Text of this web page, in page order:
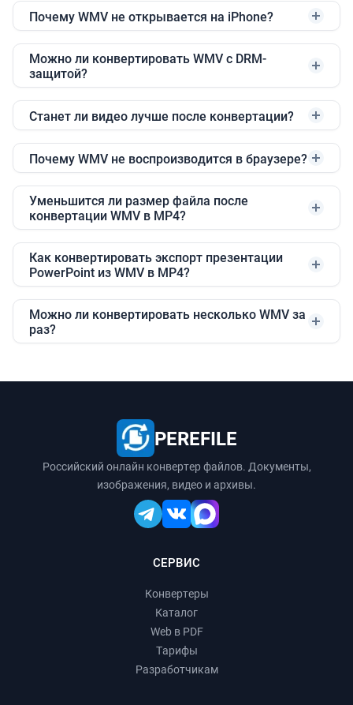
Почему WMV не открывается на iPhone?
Можно ли конвертировать WMV с DRM-
защитой?
Станет ли видео лучше после конвертации?
Почему WMV не воспроизводится в браузере?
Уменьшится ли размер файла после
конвертации WMV в MP4?
Как конвертировать экспорт презентации
PowerPoint из WMV в MP4?
Можно ли конвертировать несколько WMV за
раз?
PEREFILE
Российский онлайн конвертер файлов. Документы,
изображения, видео и архивы.
СЕРВИС
Конвертеры
Каталог
Web в PDF
Тарифы
Разработчикам